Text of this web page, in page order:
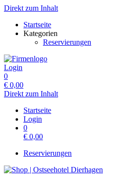
Direkt zum Inhalt
Startseite
Kategorien
Reservierungen
Login
0
€ 0,00
Direkt zum Inhalt
Startseite
Login
0
€ 0,00
Reservierungen